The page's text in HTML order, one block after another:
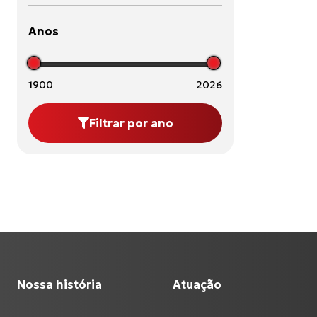
Anos
1900 2026
Filtrar por ano
Nossa história Atuação